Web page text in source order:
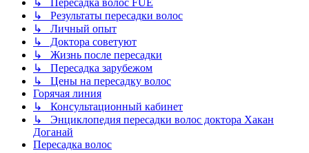
↳ Результаты пересадки волос
↳ Личный опыт
↳ Доктора советуют
↳ Жизнь после пересадки
↳ Пересадка зарубежом
↳ Цены на пересадку волос
Горячая линия
↳ Консультационный кабинет
↳ Энциклопедия пересадки волос доктора Хакан
Доганай
Пересадка волос